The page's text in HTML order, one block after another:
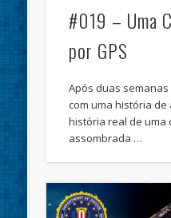
#019 – Uma
por GPS
Após duas
com uma história
história real de uma
assombrada …